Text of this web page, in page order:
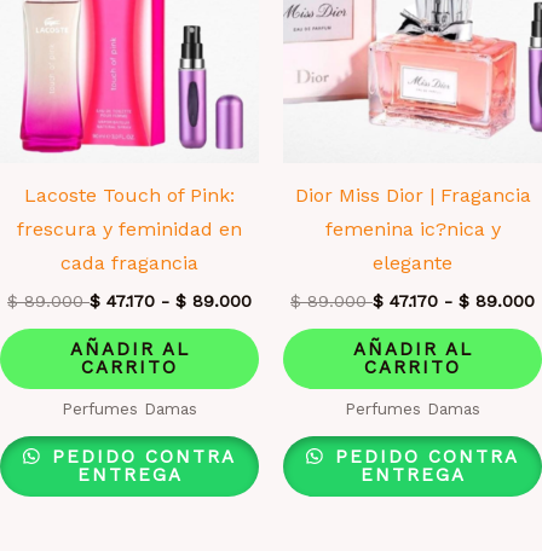
Lacoste Touch of Pink:
frescura y feminidad en
cada fragancia
$89.000 $ 47.170 - $ 89.000
AÑADIR AL
CARRITO
Perfumes Damas
PEDIDO CONTRA
ENTREGA
Dior Miss Dior | Fragancia
femenina ic?nica y
elegante
$89.000 $ 47.170 - $ 89.000
AÑADIR AL
CARRITO
Perfumes Damas
PEDIDO CONTRA
ENTREGA